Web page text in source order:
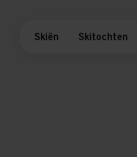
Skiën Skitochten